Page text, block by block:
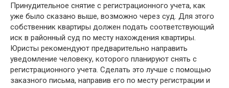
Принудительное снятие с регистрационного учета, как
уже было сказано выше, возможно через суд. Для этого
собственник квартиры должен подать соответствующий
иск в районный суд по месту нахождения квартиры.
Юристы рекомендуют предварительно направить
уведомление человеку, которого планируют снять с
регистрационного учета. Сделать это лучше с помощью
заказного письма, направив его по месту регистрации и